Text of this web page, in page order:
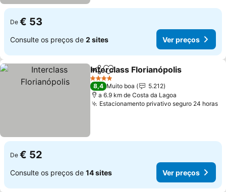
De € 53
Consulte os preços de 2 sites Ver preços
PartilharAdicionar aos favoritos
Interclass Florianópolis
4 Estrelas
8,4 Muito boa
5.212
a 6.9 km de Costa da Lagoa
Estacionamento privativo seguro 24 horas
De € 52
Consulte os preços de 14 sites Ver preços